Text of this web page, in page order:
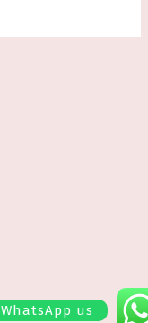
WhatsApp us